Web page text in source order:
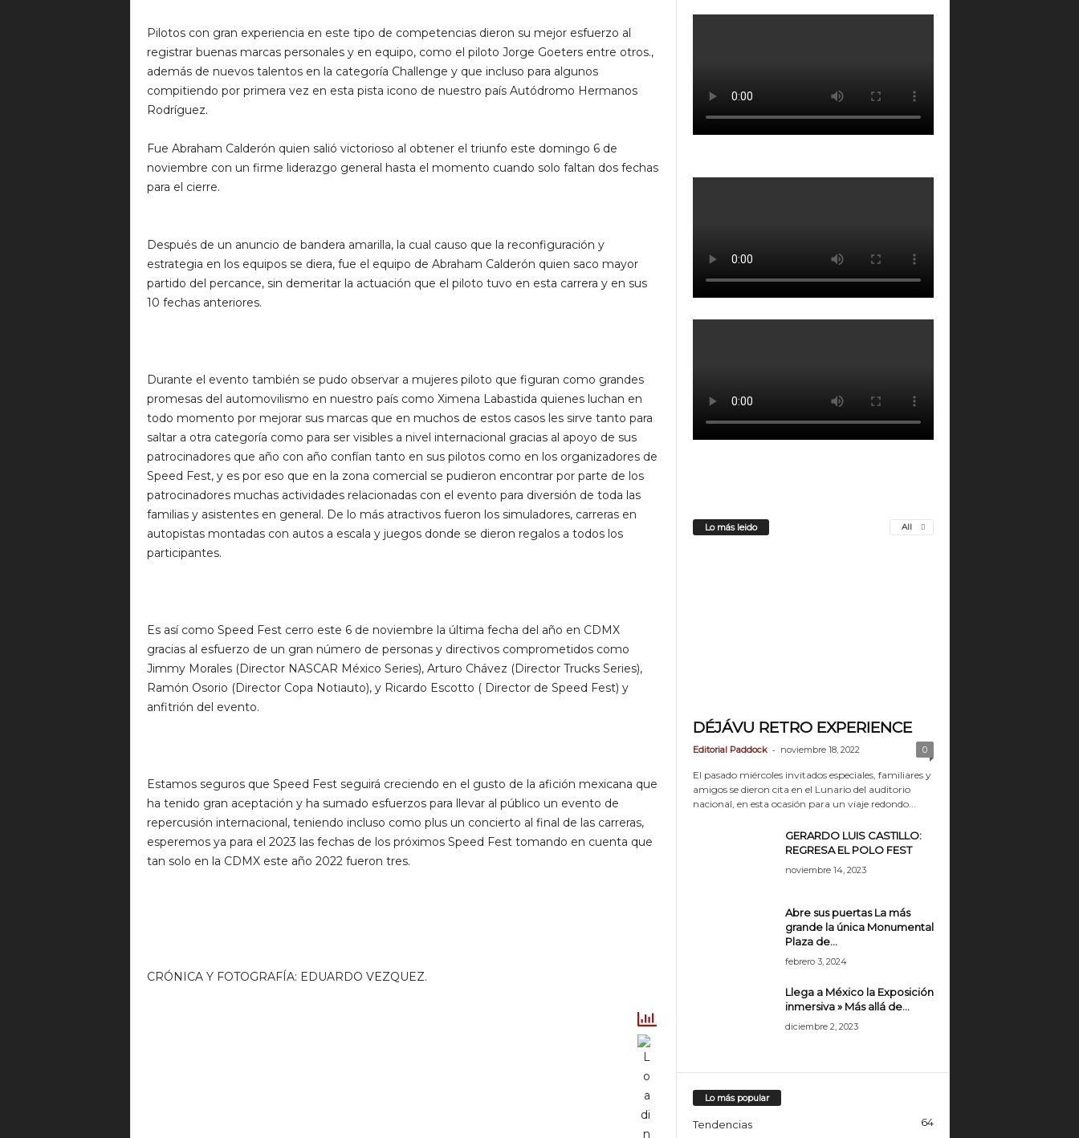
Pilotos con gran experiencia en este tipo de competencias dieron su mejor esfuerzo al
registrar buenas marcas personales y en equipo, como el piloto Jorge Goeters entre otros.,
además de nuevos talentos en la categoría Challenge y que incluso para algunos
compitiendo por primera vez en esta pista icono de nuestro país Autódromo Hermanos
Rodríguez.
Fue Abraham Calderón quien salió victorioso al obtener el triunfo este domingo 6 de
noviembre con un firme liderazgo general hasta el momento cuando solo faltan dos fechas
para el cierre.
Después de un anuncio de bandera amarilla, la cual causo que la reconfiguración y
estrategia en los equipos se diera, fue el equipo de Abraham Calderón quien saco mayor
partido del percance, sin demeritar la actuación que el piloto tuvo en esta carrera y en sus
10 fechas anteriores.
Durante el evento también se pudo observar a mujeres piloto que figuran como grandes
promesas del automovilismo en nuestro país como Ximena Labastida quienes luchan en
todo momento por mejorar sus marcas que en muchos de estos casos les sirve tanto para
saltar a otra categoría como para ser visibles a nivel internacional gracias al apoyo de sus
patrocinadores que año con año confían tanto en sus pilotos como en los organizadores de
Speed Fest, y es por eso que en la zona comercial se pudieron encontrar por parte de los
patrocinadores muchas actividades relacionadas con el evento para diversión de toda las
familias y asistentes en general. De lo más atractivos fueron los simuladores, carreras en
autopistas montadas con autos a escala y juegos donde se dieron regalos a todos los
participantes.
Es así como Speed Fest cerro este 6 de noviembre la última fecha del año en CDMX
gracias al esfuerzo de un gran número de personas y directivos comprometidos como
Jimmy Morales (Director NASCAR México Series), Arturo Chávez (Director Trucks Series),
Ramón Osorio (Director Copa Notiauto), y Ricardo Escotto ( Director de Speed Fest) y
anfitrión del evento.
Estamos seguros que Speed Fest seguirá creciendo en el gusto de la afición mexicana que
ha tenido gran aceptación y ha sumado esfuerzos para llevar al público un evento de
repercusión internacional, teniendo incluso como plus un concierto al final de las carreras,
esperemos ya para el 2023 las fechas de los próximos Speed Fest tomando en cuenta que
tan solo en la CDMX este año 2022 fueron tres.
CRÓNICA Y FOTOGRAFÍA: EDUARDO VEZQUEZ.
Lo más leido All
DÉJÁVU RETRO EXPERIENCE
Editorial Paddock - noviembre 18, 2022 0
El pasado miércoles invitados especiales, familiares y
amigos se dieron cita en el Lunario del auditorio
nacional, en esta ocasión para un viaje redondo...
GERARDO LUIS CASTILLO:
REGRESA EL POLO FEST
noviembre 14, 2023
Abre sus puertas La más
grande la única Monumental
Plaza de...
febrero 3, 2024
Llega a México la Exposición
inmersiva » Más allá de...
diciembre 2, 2023
Lo más popular
Tendencias 64